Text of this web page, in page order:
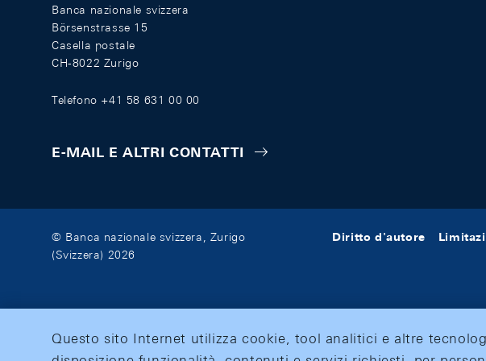
Banca nazionale svizzera
Börsenstrasse 15
Casella postale
CH-8022 Zurigo
Telefono +41 58 631 00 00
E-MAIL E ALTRI CONTATTI
© Banca nazionale svizzera, Zurigo
(Svizzera) 2026
Diritto d'autore
Questo sito Internet utilizza cookie, tool analitici e altre